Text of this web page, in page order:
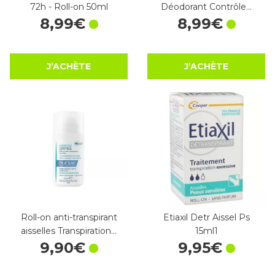
72h - Roll-on 50ml
8,99€
J’ACHÈTE
Déodorant Contrôle…
8,99€
J’ACHÈTE
Roll-on anti-transpirant
aisselles Transpiration…
9,90€
Etiaxil Detr Aissel Ps
15ml1
9,95€